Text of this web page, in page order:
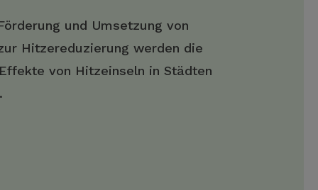
und Umsetzung von
Hitzereduzierung werden die
von Hitzeinseln in Städten